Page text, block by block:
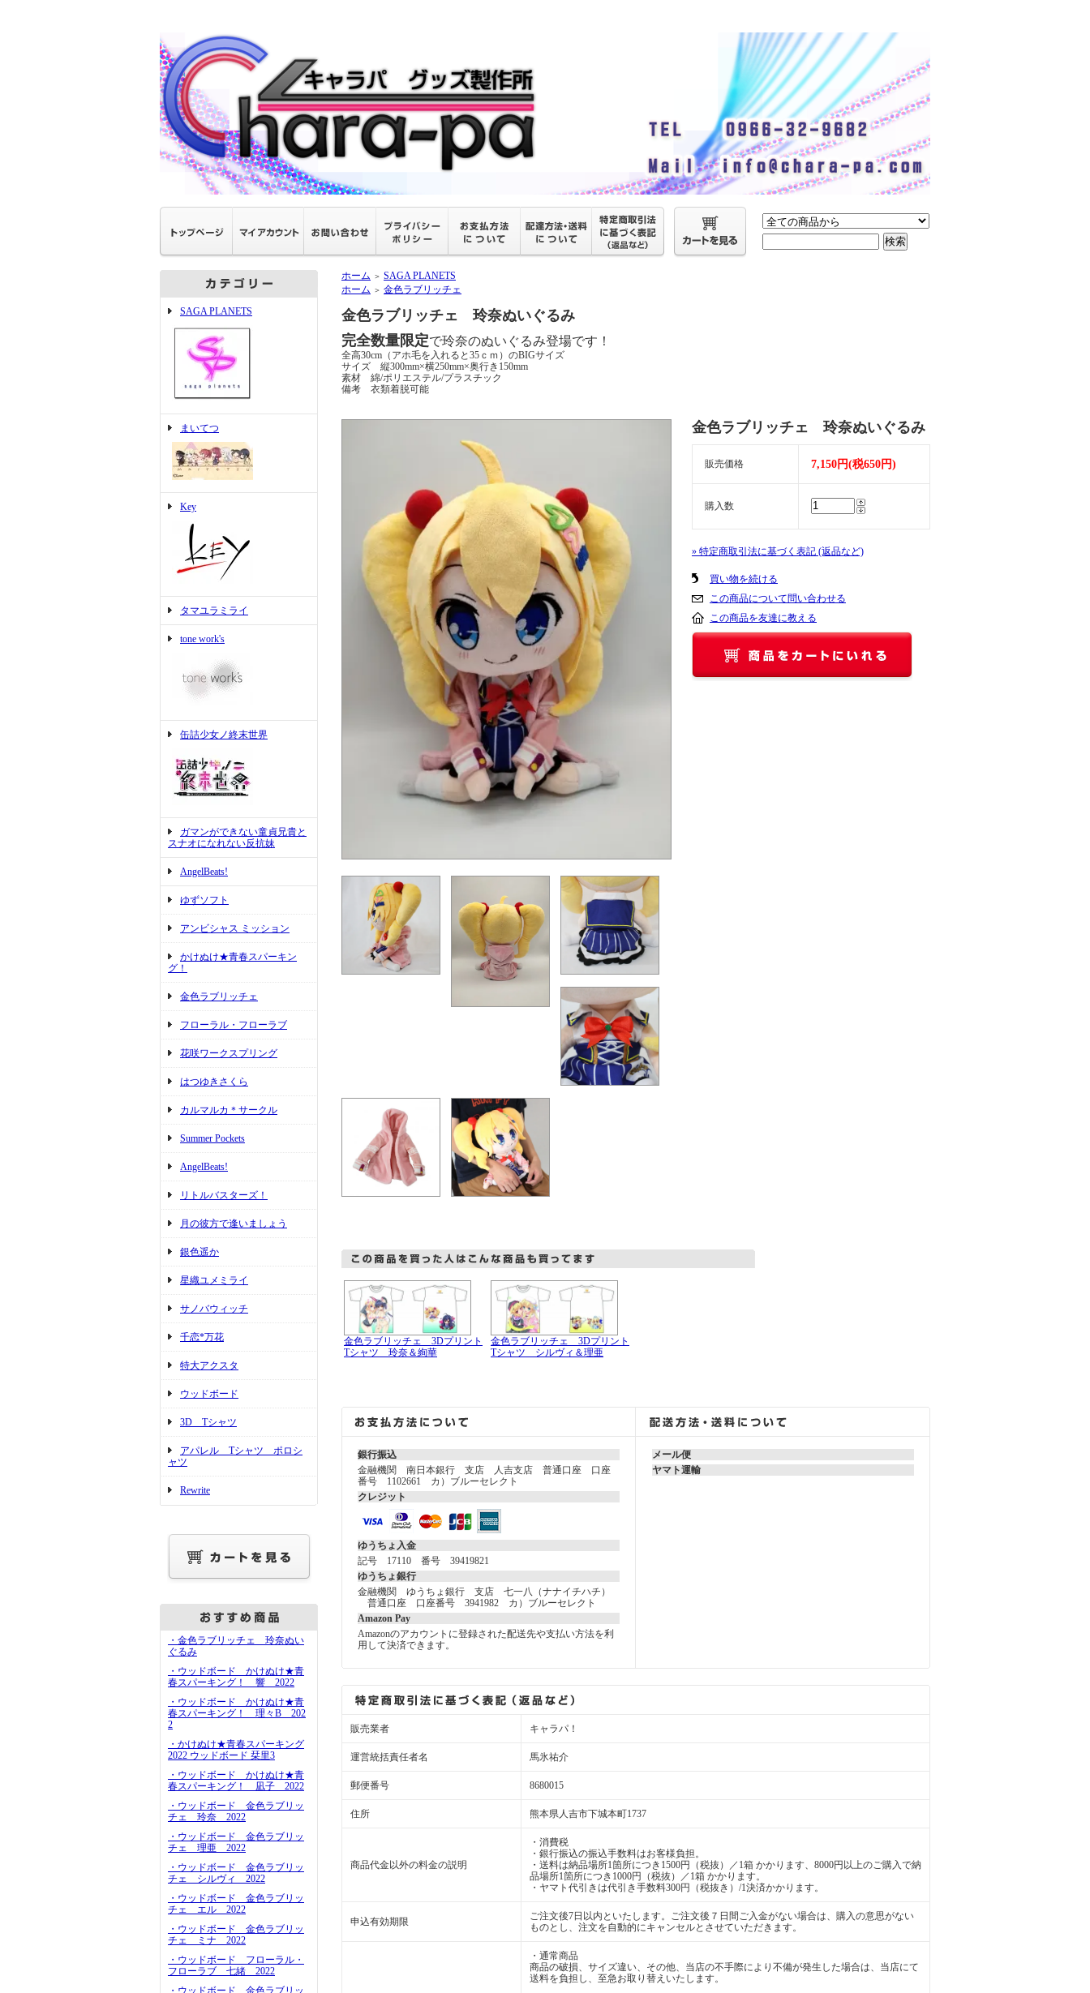
SAGA PLANETS
まいてつ
Key
タマユラミライ
tone work's
缶詰少女ノ終末世界
ガマンができない童貞兄貴と
スナオになれない反抗妹
AngelBeats!
ゆずソフト
アンビシャス ミッション
かけぬけ★青春スパーキン
グ！
金色ラブリッチェ
フローラル・フローラブ
花咲ワークスプリング
はつゆきさくら
カルマルカ＊サークル
Summer Pockets
AngelBeats!
リトルバスターズ！
月の彼方で逢いましょう
銀色遥か
星織ユメミライ
サノバウィッチ
千恋*万花
特大アクスタ
ウッドボード
3D Tシャツ
アパレル Tシャツ ポロシ
ャツ
Rewrite
・金色ラブリッチェ 玲奈ぬい
ぐるみ
・ウッドボード かけぬけ★青
春スパーキング！ 響 2022
・ウッドボード かけぬけ★青
春スパーキング！ 理々B 202
2
・かけぬけ★青春スパーキング
2022 ウッドボード 栞里3
・ウッドボード かけぬけ★青
春スパーキング！ 凪子 2022
・ウッドボード 金色ラブリッ
チェ 玲奈 2022
・ウッドボード 金色ラブリッ
チェ 理亜 2022
・ウッドボード 金色ラブリッ
チェ シルヴィ 2022
・ウッドボード 金色ラブリッ
チェ エル 2022
・ウッドボード 金色ラブリッ
チェ ミナ 2022
・ウッドボード フローラル・
フローラブ 七緒 2022
・ウッドボード 金色ラブリッ
ホーム ＞ SAGA PLANETS
ホーム ＞ 金色ラブリッチェ
金色ラブリッチェ 玲奈ぬいぐるみ
完全数量限定で玲奈のぬいぐるみ登場です！
全高30cm（アホ毛を入れると35ｃｍ）のBIGサイズ
サイズ 縦300mm×横250mm×奥行き150mm
素材 綿/ポリエステル/プラスチック
備考 衣類着脱可能
金色ラブリッチェ 玲奈ぬいぐるみ
販売価格 7,150円(税650円)
購入数
» 特定商取引法に基づく表記 (返品など)
買い物を続ける
この商品について問い合わせる
この商品を友達に教える
金色ラブリッチェ 3Dプリント
Tシャツ 玲奈＆絢華
金色ラブリッチェ 3Dプリント
Tシャツ シルヴィ＆理亜
銀行振込
金融機関 南日本銀行 支店 人吉支店 普通口座 口座
番号 1102661 カ）ブルーセレクト
クレジット
ゆうちょ入金
記号 17110 番号 39419821
ゆうちょ銀行
金融機関 ゆうちょ銀行 支店 七一八（ナナイチハチ）
普通口座 口座番号 3941982 カ）ブルーセレクト
Amazon Pay
Amazonのアカウントに登録された配送先や支払い方法を利
用して決済できます。
メール便
ヤマト運輸
販売業者 キャラパ！
運営統括責任者名 馬氷祐介
郵便番号 8680015
住所 熊本県人吉市下城本町1737
商品代金以外の料金の説明
・消費税
・銀行振込の振込手数料はお客様負担。
・送料は納品場所1箇所につき1500円（税抜）／1箱 かかります、8000円以上のご購入で納
品場所1箇所につき1000円（税抜）／1箱 かかります。
・ヤマト代引きは代引き手数料300円（税抜き）/1決済かかります。
申込有効期限
ご注文後7日以内といたします。ご注文後７日間ご入金がない場合は、購入の意思がない
ものとし、注文を自動的にキャンセルとさせていただきます。
・通常商品
商品の破損、サイズ違い、その他、当店の不手際により不備が発生した場合は、当店にて
送料を負担し、至急お取り替えいたします。